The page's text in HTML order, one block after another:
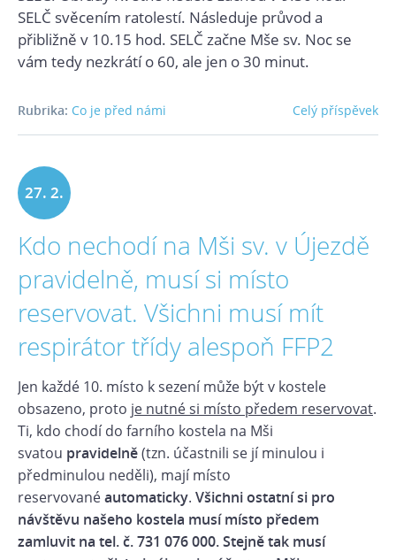
SELČ svěcením ratolestí. Následuje průvod a
přibližně v 10.15 hod. SELČ začne Mše sv. Noc se
vám tedy nezkrátí o 60, ale jen o 30 minut.
Celý příspěvek
Rubrika: Co je před námi
27. 2.
2021
Kdo nechodí na Mši sv. v Újezdě
pravidelně, musí si místo
reservovat. Všichni musí mít
respirátor třídy alespoň FFP2
Jen každé 10. místo k sezení může být v kostele
obsazeno, proto je nutné si místo předem reservovat.
Ti, kdo chodí do farního kostela na Mši
svatou pravidelně(tzn. účastnili se jí minulou i
předminulou neděli), mají místo
reservovanéautomaticky. Všichni ostatní si pro
návštěvu našeho kostela musí místo předem
zamluvit na tel. č. 731 076 000. Stejně tak musí